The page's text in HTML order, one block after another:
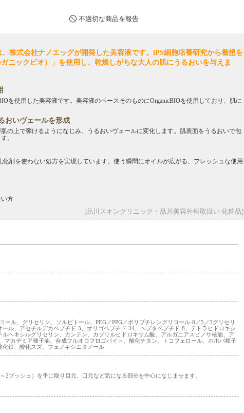
不適切な商品を報告
株式会社ナノエッグが開発した美容液です。iPS細胞培養研究から着想を
ニックビオ）」を使用し、乾燥しがちな大人の肌にうるおいを与えま
を使用した美容液です。美容液のベースそのものにOrganicBIOを使用しており、肌に
おいヴェールを形成
の上で弾けるようになじみ、うるおいヴェールに変化します。肌表面をうるおいで包
。
化剤を使わない処方を実現しています。使う瞬間にオイルが広がる、フレッシュな使用
い方
[品川スキンクリニック・品川美容外科取扱い 化粧品]
ール、グリセリン、ソルビトール、PEG／PPG／ポリブチレングリコール-8／5／3グリセリ
ル、アセチルデカペプチド-3、オリゴペプチド-34、ヘプタペプチド-8、テトラヒドロキシ
ヘキシルグリセリン、カンテン、カプリルヒドロキサム酸、アルガニアスピノサ核油、ア
マカデミア種子油、合成フルオロフロゴパイト、酸化チタン、トコフェロール、ホホバ種子
鉄、酸化スズ、フェノキシエタノール
2プッシュ）を手に取り目元、口元など気になる部分を中心になじませます。